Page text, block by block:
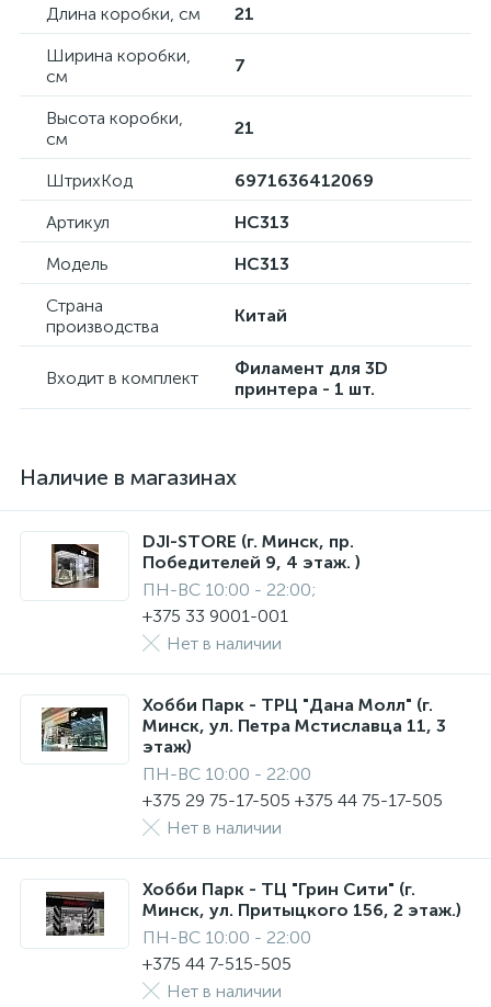
Длина коробки, см
21
Ширина коробки,
см
7
Высота коробки,
см
21
ШтрихКод
6971636412069
Артикул
HC313
Модель
HC313
Страна
производства
Китай
Входит в комплект
Филамент для 3D
принтера - 1 шт.
Наличие в магазинах
DJI-STORE (г. Минск, пр.
Победителей 9, 4 этаж. )
ПН-ВС 10:00 - 22:00;
+375 33 9001-001
Нет в наличии
Хобби Парк - ТРЦ "Дана Молл" (г.
Минск, ул. Петра Мстиславца 11, 3
этаж)
ПН-ВС 10:00 - 22:00
+375 29 75-17-505 +375 44 75-17-505
Нет в наличии
Хобби Парк - ТЦ "Грин Сити" (г.
Минск, ул. Притыцкого 156, 2 этаж.)
ПН-ВС 10:00 - 22:00
+375 44 7-515-505
Нет в наличии